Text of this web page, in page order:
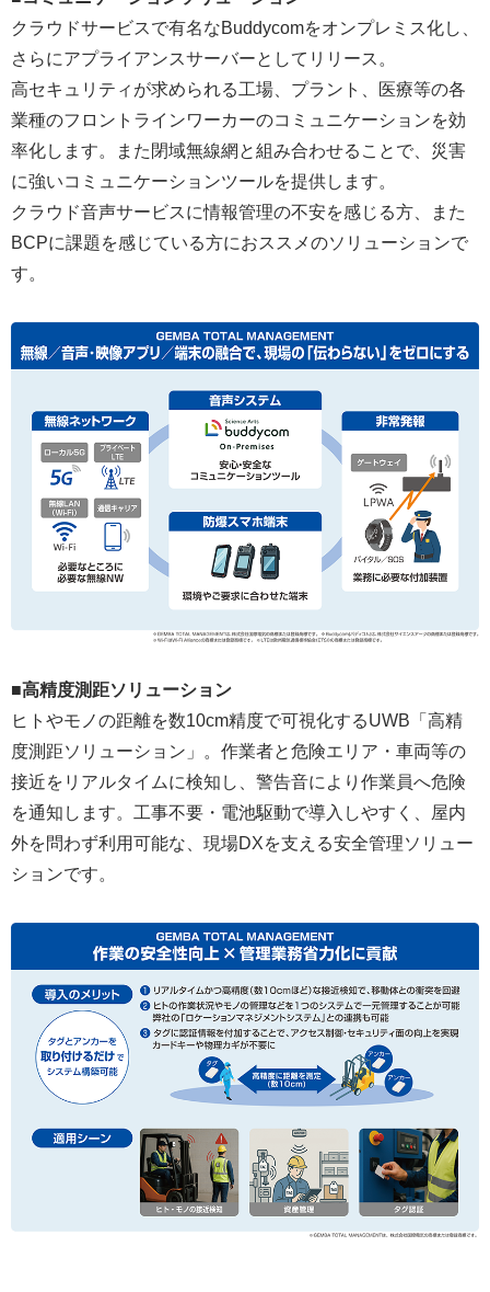
クラウドサービスで有名なBuddycomをオンプレミス化し、
さらにアプライアンスサーバーとしてリリース。
高セキュリティが求められる工場、プラント、医療等の各
業種のフロントラインワーカーのコミュニケーションを効
率化します。また閉域無線網と組み合わせることで、災害
に強いコミュニケーションツールを提供します。
クラウド音声サービスに情報管理の不安を感じる方、また
BCPに課題を感じている方におススメのソリューションで
す。
■高精度測距ソリューション
ヒトやモノの距離を数10cm精度で可視化するUWB「高精
度測距ソリューション」。作業者と危険エリア・車両等の
接近をリアルタイムに検知し、警告音により作業員へ危険
を通知します。工事不要・電池駆動で導入しやすく、屋内
外を問わず利用可能な、現場DXを支える安全管理ソリュー
ションです。